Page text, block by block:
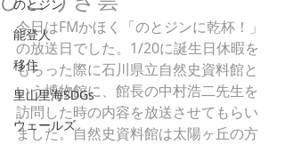
のとジン
能登人
移住
里山里海SDGs
ウェールズ
今日はFMかほく「のとジンに乾杯！」
の放送日でした。1/20に誕生日休暇を
もらった際に石川県立自然史資料館と
いう博物館に、館長の中村浩二先生を
訪問した時の内容を放送させてもらい
ました。自然史資料館は太陽ヶ丘の方